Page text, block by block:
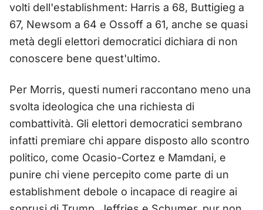
volti dell'establishment: Harris a 68, Buttigieg a
67, Newsom a 64 e Ossoff a 61, anche se quasi
metà degli elettori democratici dichiara di non
conoscere bene quest'ultimo.
Per Morris, questi numeri raccontano meno una
svolta ideologica che una richiesta di
combattività. Gli elettori democratici sembrano
infatti premiare chi appare disposto allo scontro
politico, come Ocasio-Cortez e Mamdani, e
punire chi viene percepito come parte di un
establishment debole o incapace di reagire ai